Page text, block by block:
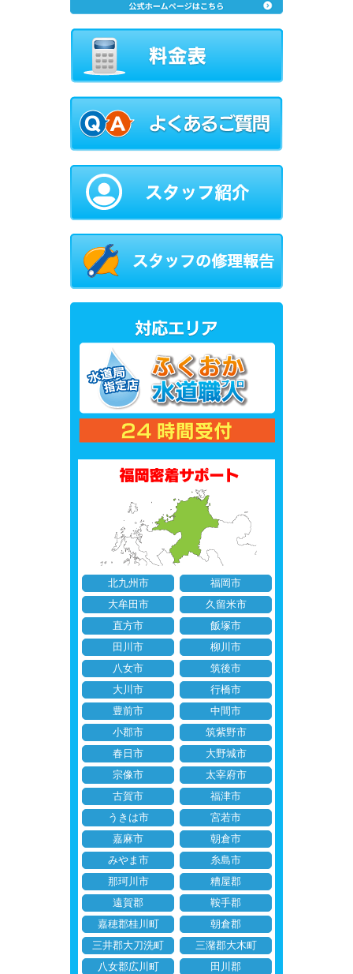
北九州市
福岡市
大牟田市
久留米市
直方市
飯塚市
田川市
柳川市
八女市
筑後市
大川市
行橋市
豊前市
中間市
小郡市
筑紫野市
春日市
大野城市
宗像市
太宰府市
古賀市
福津市
うきは市
宮若市
嘉麻市
朝倉市
みやま市
糸島市
那珂川市
糟屋郡
遠賀郡
鞍手郡
嘉穂郡桂川町
朝倉郡
三井郡大刀洗町
三潴郡大木町
八女郡広川町
田川郡